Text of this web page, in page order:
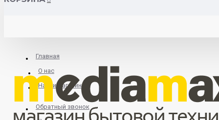
Главная
О нас
Найти магазин
Обратный звонок